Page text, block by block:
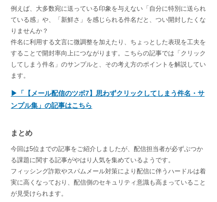
例えば、大多数宛に送っている印象を与えない「自分に特別に送られ
ている感」や、「新鮮さ」を感じられる件名だと、つい開封したくな
りませんか？
件名に利用する文言に微調整を加えたり、ちょっとした表現を工夫を
することで開封率向上につながります。こちらの記事では「クリック
してしまう件名」のサンプルと、その考え方のポイントを解説してい
ます。
▶「【メール配信のツボ7】思わずクリックしてしまう件名・サ
ンプル集」の記事はこちら
まとめ
今回は5位までの記事をご紹介しましたが、配信担当者が必ずぶつか
る課題に関する記事がやはり人気を集めているようです。
フィッシング詐欺やスパムメール対策により配信に伴うハードルは着
実に高くなっており、配信側のセキュリティ意識も高まっていること
が見受けられます。